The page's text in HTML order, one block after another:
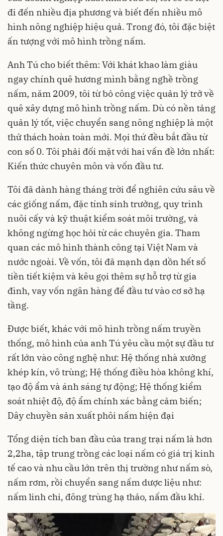
đi đến nhiều địa phương và biết đến nhiều mô
hình nông nghiệp hiệu quả. Trong đó, tôi đặc biệt
ấn tượng với mô hình trồng nấm.
Anh Tú cho biết thêm: Với khát khao làm giàu
ngay chính quê hương mình bằng nghề trồng
nấm, năm 2009, tôi từ bỏ công việc quản lý trở về
quê xây dựng mô hình trồng nấm. Dù có nền tảng
quản lý tốt, việc chuyển sang nông nghiệp là một
thử thách hoàn toàn mới. Mọi thứ đều bắt đầu từ
con số 0. Tôi phải đối mặt với hai vấn đề lớn nhất:
Kiến thức chuyên môn và vốn đầu tư.
Tôi đã dành hàng tháng trời để nghiên cứu sâu về
các giống nấm, đặc tính sinh trưởng, quy trình
nuôi cấy và kỹ thuật kiểm soát môi trường, và
không ngừng học hỏi từ các chuyên gia. Tham
quan các mô hình thành công tại Việt Nam và
nước ngoài. Về vốn, tôi đã mạnh dạn dồn hết số
tiền tiết kiệm và kêu gọi thêm sự hỗ trợ từ gia
đình, vay vốn ngân hàng để đầu tư vào cơ sở hạ
tầng.
Được biết, khác với mô hình trồng nấm truyền
thống, mô hình của anh Tú yêu cầu một sự đầu tư
rất lớn vào công nghệ như: Hệ thống nhà xưởng
khép kín, vô trùng; Hệ thống điều hòa không khí,
tạo độ ẩm và ánh sáng tự động; Hệ thống kiểm
soát nhiệt độ, độ ẩm chính xác bằng cảm biến;
Dây chuyền sản xuất phôi nấm hiện đại
Tổng diện tích ban đầu của trang trại nấm là hơn
2,2ha, tập trung trồng các loại nấm có giá trị kinh
tế cao và nhu cầu lớn trên thị trường như nấm sò,
nấm rơm, rồi chuyển sang nấm dược liệu như:
nấm linh chi, đông trùng hạ thảo, nấm đầu khỉ.